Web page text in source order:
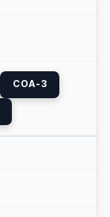
COA-3